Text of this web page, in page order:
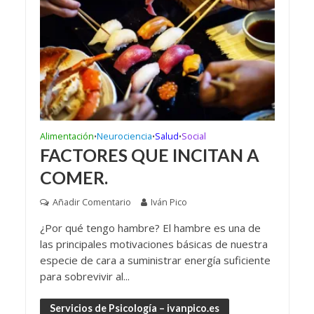
Alimentación•Neurociencia•Salud•Social
FACTORES QUE INCITAN A
COMER.
Añadir Comentario Iván Pico
¿Por qué tengo hambre? El hambre es una de
las principales motivaciones básicas de nuestra
especie de cara a suministrar energía suficiente
para sobrevivir al...
Servicios de Psicología – ivanpico.es